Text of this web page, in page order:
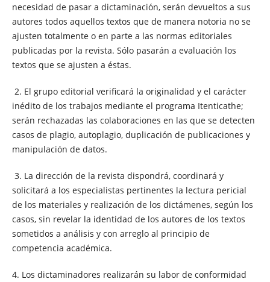
necesidad de pasar a dictaminación, serán devueltos a sus
autores todos aquellos textos que de manera notoria no se
ajusten totalmente o en parte a las normas editoriales
publicadas por la revista. Sólo pasarán a evaluación los
textos que se ajusten a éstas.
2. El grupo editorial verificará la originalidad y el carácter
inédito de los trabajos mediante el programa Itenticathe;
serán rechazadas las colaboraciones en las que se detecten
casos de plagio, autoplagio, duplicación de publicaciones y
manipulación de datos.
3. La dirección de la revista dispondrá, coordinará y
solicitará a los especialistas pertinentes la lectura pericial
de los materiales y realización de los dictámenes, según los
casos, sin revelar la identidad de los autores de los textos
sometidos a análisis y con arreglo al principio de
competencia académica.
4. Los dictaminadores realizarán su labor de conformidad